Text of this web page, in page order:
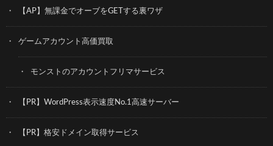
【AP】無課金でオーブをGETする裏ワザ
ゲームアカウント高価買取
モンストのアカウントフリマサービス
【PR】WordPress表示速度No.1高速サーバー
【PR】格安ドメイン取得サービス